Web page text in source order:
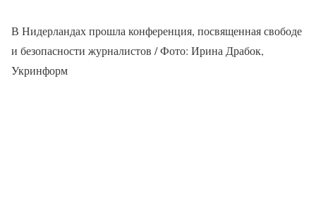
В Нидерландах прошла конференция, посвященная свободе
и безопасности журналистов / Фото: Ирина Драбок,
Укринформ